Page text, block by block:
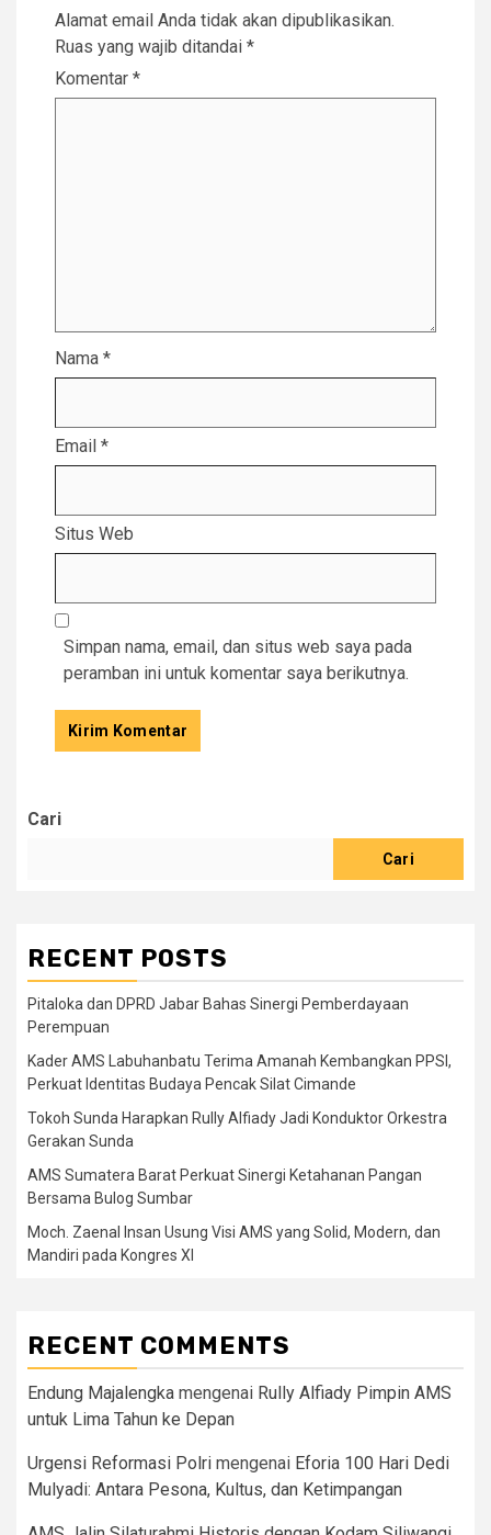
Alamat email Anda tidak akan dipublikasikan.
Ruas yang wajib ditandai *
Komentar *
Nama *
Email *
Situs Web
Simpan nama, email, dan situs web saya pada
peramban ini untuk komentar saya berikutnya.
Cari
Cari
RECENT POSTS
Pitaloka dan DPRD Jabar Bahas Sinergi Pemberdayaan
Perempuan
Kader AMS Labuhanbatu Terima Amanah Kembangkan PPSI,
Perkuat Identitas Budaya Pencak Silat Cimande
Tokoh Sunda Harapkan Rully Alfiady Jadi Konduktor Orkestra
Gerakan Sunda
AMS Sumatera Barat Perkuat Sinergi Ketahanan Pangan
Bersama Bulog Sumbar
Moch. Zaenal Insan Usung Visi AMS yang Solid, Modern, dan
Mandiri pada Kongres XI
RECENT COMMENTS
Endung Majalengka mengenai Rully Alfiady Pimpin AMS
untuk Lima Tahun ke Depan
Urgensi Reformasi Polri mengenai Eforia 100 Hari Dedi
Mulyadi: Antara Pesona, Kultus, dan Ketimpangan